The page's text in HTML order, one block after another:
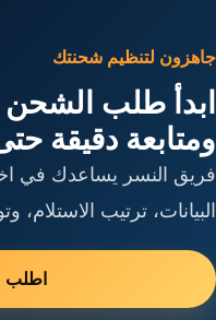
جاهزون لتنظيم شحنتك
ابدأ طلب
ومتابعة دقيقة
فريق النسر يساعدك في
البيانات، ترتيب الاستلام،